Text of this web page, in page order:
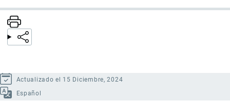
Actualizado el 15 Diciembre, 2024
Español